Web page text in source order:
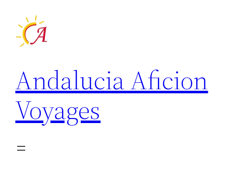
contenu
Andalucia Aficion
Voyages